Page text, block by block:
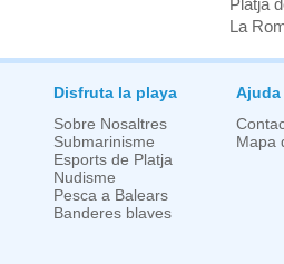
Platja
La
Disfruta la playa
Sobre Nosaltres
Submarinisme
Esports de Platja
Nudisme
Pesca a Balears
Banderes blaves
Ajuda
Mapa